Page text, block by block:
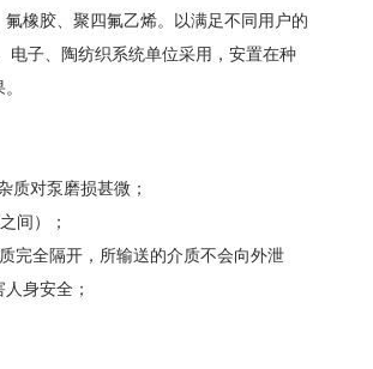
橡胶、聚四氟乙烯。以满足不同用户的
电子、陶纺织系统单位采用，安置在种
质对泵磨损甚微；
间）；
完全隔开，所输送的介质不会向外泄
身安全；